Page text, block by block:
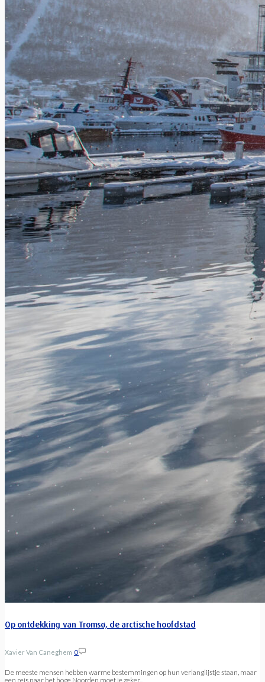
Op ontdekking van Tromsø, de arctische hoofdstad
Xavier Van Caneghem 0
De meeste mensen hebben warme bestemmingen op hun verlanglijstje staan, maar
een reis naar het hoge Noorden moet je zeker...